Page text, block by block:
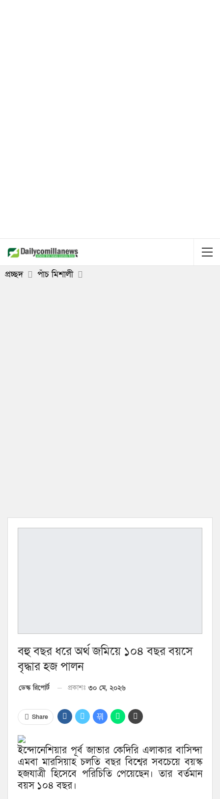
প্রচ্ছদ পাঁচ মিশালী
বহু বছর ধরে অর্থ জমিয়ে ১০৪ বছর বয়সে
বৃদ্ধার হজ পালন
ডেস্ক রিপোর্ট প্রকাশঃ ৩০ মে, ২০২৬
Share
ইন্দোনেশিয়ার পূর্ব জাভার কেদিরি এলাকার বাসিন্দা
এমবা মারসিয়াহ চলতি বছর বিশ্বের সবচেয়ে বয়স্ক
হজযাত্রী হিসেবে পরিচিতি পেয়েছেন। তার বর্তমান
বয়স ১০৪ বছর।